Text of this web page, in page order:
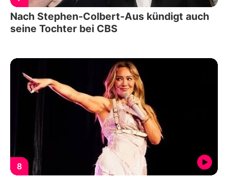
Nach Stephen-Colbert-Aus kündigt auch
seine Tochter bei CBS
8